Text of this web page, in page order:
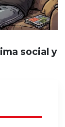
social y